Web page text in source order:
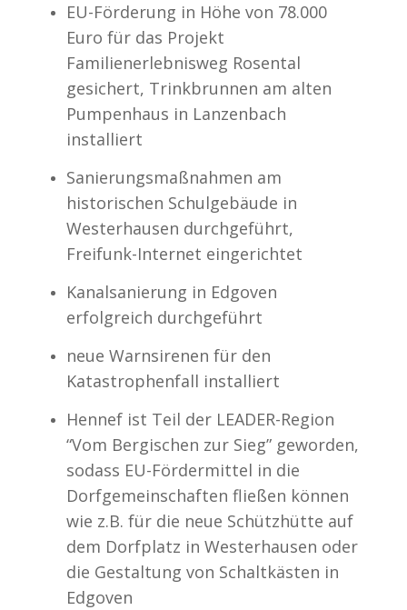
EU-Förderung in Höhe von 78.000
Euro für das Projekt
Familienerlebnisweg Rosental
gesichert, Trinkbrunnen am alten
Pumpenhaus in Lanzenbach
installiert
Sanierungsmaßnahmen am
historischen Schulgebäude in
Westerhausen durchgeführt,
Freifunk-Internet eingerichtet
Kanalsanierung in Edgoven
erfolgreich durchgeführt
neue Warnsirenen für den
Katastrophenfall installiert
Hennef ist Teil der LEADER-Region
“Vom Bergischen zur Sieg” geworden,
sodass EU-Fördermittel in die
Dorfgemeinschaften fließen können
wie z.B. für die neue Schützhütte auf
dem Dorfplatz in Westerhausen oder
die Gestaltung von Schaltkästen in
Edgoven